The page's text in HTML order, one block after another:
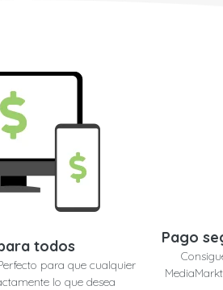
todos
para que cualquier
lo que desea
Pago